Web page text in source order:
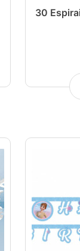
30